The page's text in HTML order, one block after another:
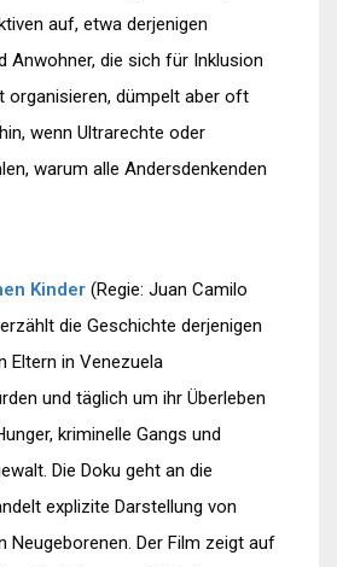
auf, etwa derjenigen
Anwohner, die sich für Inklusion
organisieren, dümpelt aber oft
wenn Ultrarechte oder
warum alle Andersdenkenden
Kinder (Regie: Juan Camilo
die Geschichte derjenigen
Eltern in Venezuela
und täglich um ihr Überleben
kriminelle Gangs und
Die Doku geht an die
explizite Darstellung von
Neugeborenen. Der Film zeigt auf